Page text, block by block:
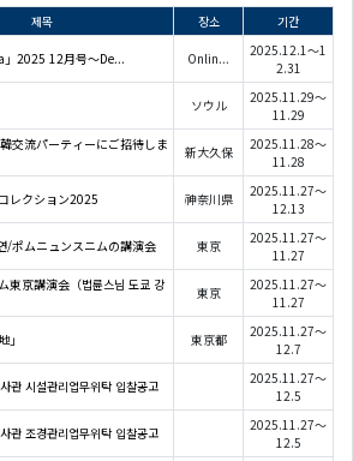
제목 장소 기간
」2025 12月号～De... Onlin...
2025.12.1～1
2.31
ソウル
2025.11.29～
11.29
交流パーティーにご招待しま
新大久保
2025.11.28～
11.28
レクション2025 神奈川県
2025.11.27～
12.13
/ポムニュンスニムの講演会 東京
2025.11.27～
11.27
東京講演会（법륜스님 도쿄 강
東京
2025.11.27～
11.27
」 東京都
2025.11.27～
12.7
관 시설관리업무위탁 입찰공고
2025.11.27～
12.5
관 조경관리업무위탁 입찰공고
2025.11.27～
12.5